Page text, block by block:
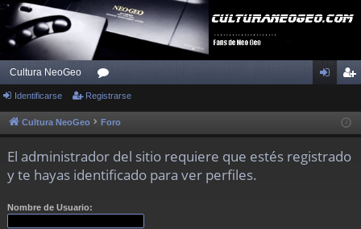
Cultura NeoGeo
or
os ist
Identificarse Registrarse
Cultura NeoGeo Foro
El administrador del sitio requiere que estés registrado
y te hayas identificado para ver perfiles.
Nombre de Usuario: